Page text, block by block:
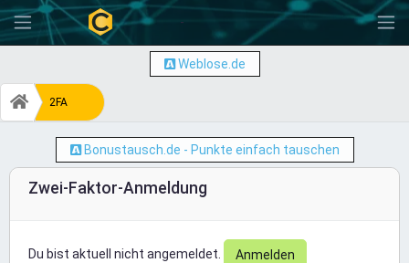
-
Weblose.de
2FA
Bonustausch.de - Punkte einfach tauschen
Zwei-Faktor-Anmeldung
Du bist aktuell nicht angemeldet. Anmelden